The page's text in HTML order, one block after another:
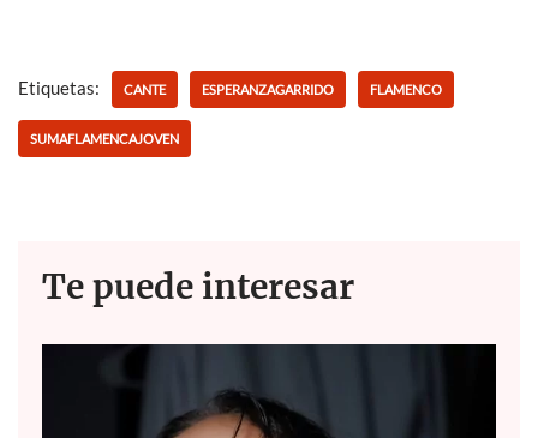
b
o
o
er s
A
p
Etiquetas: CANTE ESPERANZAGARRIDO FLAMENCO
SUMAFLAMENCAJOVEN
Te puede interesar